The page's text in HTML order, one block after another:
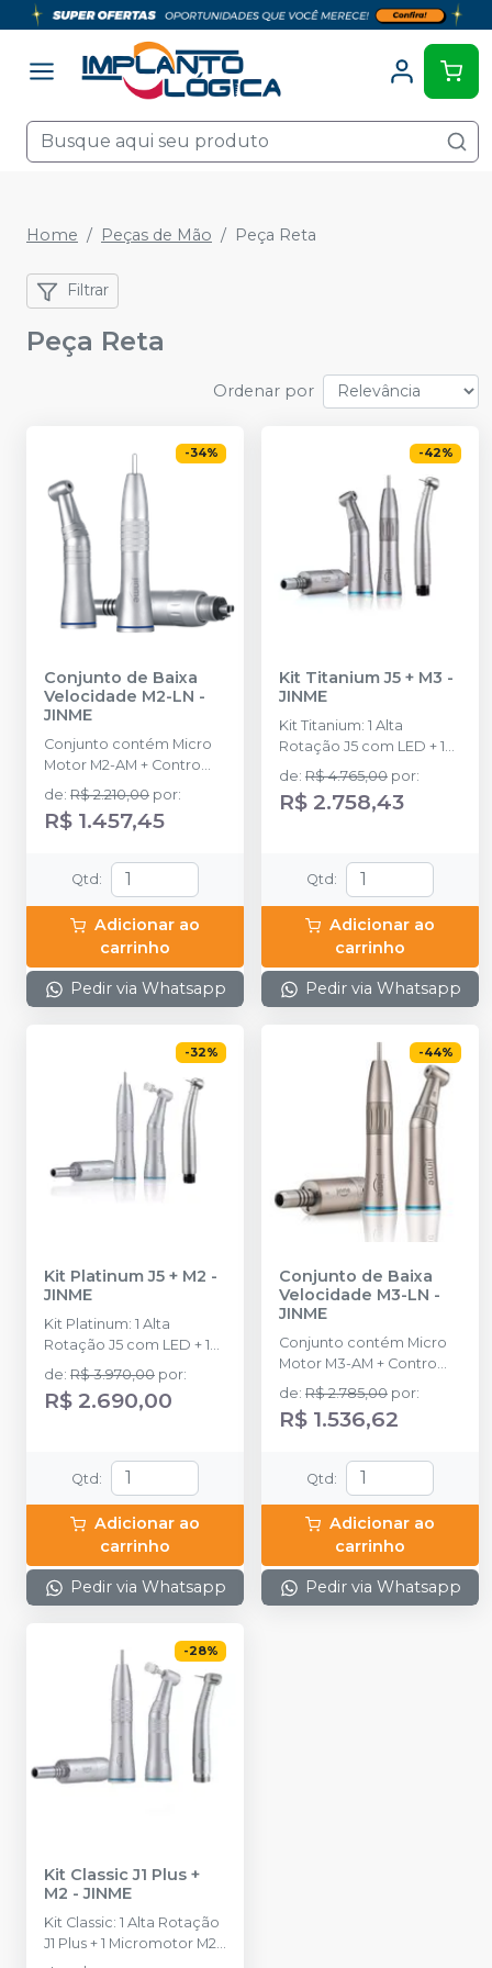
Home Peças de Mão Peça Reta
Filtrar
Peça Reta
Ordenar por
-34%
Conjunto de Baixa
Velocidade M2-LN -
JINME
Conjunto contém Micro
Motor M2-AM + Contro
Ângulo M2-CA + Peça
Reta M2-SH.
de: R$ 2.210,00 por:
R$ 1.457,45
Qtd :
Adicionar ao
carrinho
Pedir via Whatsapp
-42%
Kit Titanium J5 + M3 -
JINME
Kit Titanium: 1 Alta
Rotação J5 com LED + 1
Micromotor M3 + 1 Peça
Reta M3 + 1 Contra-ângulo
M3 + 1 Mochila para
Lubrificante .
de: R$ 4.765,00 por:
R$ 2.758,43
Qtd :
Adicionar ao
carrinho
Pedir via Whatsapp
-32%
Kit Platinum J5 + M2 -
JINME
Kit Platinum: 1 Alta
Rotação J5 com LED + 1
Micromotor M2 + 1 Peça
Reta M2 + 1 Contra-ângulo
M2 + 1 Mochila para
Lubrificante .
de: R$ 3.970,00 por:
R$ 2.690,00
Qtd:
Adicionar ao
carrinho
Pedir via Whatsapp
-44%
Conjunto de Baixa
Velocidade M3-LN -
JINME
Conjunto contém Micro
Motor M3-AM + Contro
Ângulo M3-CA + Peça
Reta M3-SH.
de: R$ 2.785,00 por:
R$ 1.536,62
Qtd:
Adicionar ao
carrinho
Pedir via Whatsapp
-28%
Kit Classic J1 Plus +
M2 -JINME
Kit Classic: 1 Alta Rotação
J1 Plus + 1 Micromotor M2
+ 1 Peça Reta M2 + 1